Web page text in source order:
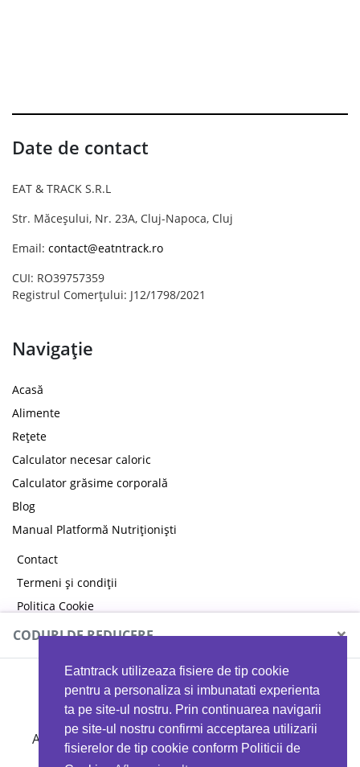
Eatntrack utilizeaza fisiere de tip cookie
pentru a personaliza si imbunatati experienta
ta pe site-ul nostru. Prin continuarea navigarii
pe site-ul nostru confirmi acceptarea utilizarii
fisierelor de tip cookie conform Politicii de
Date de contact
EAT & TRACK S.R.L
Str. Măceșului, Nr. 23A, Cluj-Napoca, Cluj
Email: contact@eatntrack.ro
CUI: RO39757359
Registrul Comerțului: J12/1798/2021
Navigație
Acasă
Alimente
Rețete
Calculator necesar caloric
Calculator grăsime corporală
Blog
Manual Platformă Nutriționiști
Contact
Termeni și condiții
Politica Cookie
Politica de confidențialitate
CODURI DE REDUCERE ×
MYPROTEIN
Ai 40%reducere la orice comandă folosind codul
EATTRACK